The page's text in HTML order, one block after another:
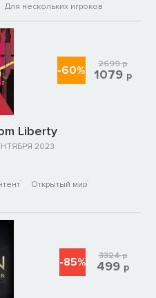
Для нескольких игроков
Liberty
2023
Открытый мир
-60% 2699р
1079 р
-85% 3324р
499 р